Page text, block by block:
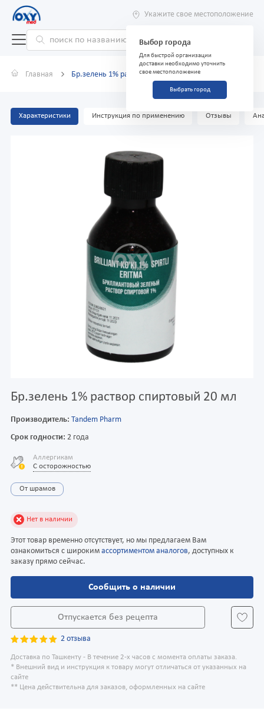
Укажите свое местоположение
Выбор города
Для быстрой организации
доставки необходимо уточнить
свое местоположение
Выбрать город
Главная Бр.зелень 1% раствор спиртовый 20 мл
Характеристики Инструкция по применению Отзывы
Бр.зелень 1% раствор спиртовый 20 мл
Производитель: Tandem Pharm
Срок годности: 2 года
Аллергикам
С осторожностью
От шрамов
Нет в наличии
Этот товар временно отсутствует, но мы предлагаем Вам
ознакомиться с широким ассортиментом аналогов, доступных к
заказу прямо сейчас.
Сообщить о наличии
Отпускается без рецепта
2 отзыва
Доставка по Ташкенту - В течение 2-х часов с момента оплаты заказа.
* Внешний вид и инструкция к товару могут отличаться от указанных на
сайте
** Цена действительна для заказов, оформленных на сайте